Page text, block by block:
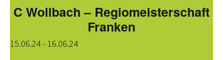
EWU
VORSTAND BAYERN
C Wollbach – Regiomeisterschaft
Franken
15.06.24- 16.06.24